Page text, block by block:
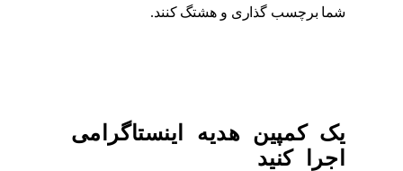
شما برچسب گذاری و هشتگ کنند.
یک کمپین هدیه اینستاگرامی
اجرا کنید